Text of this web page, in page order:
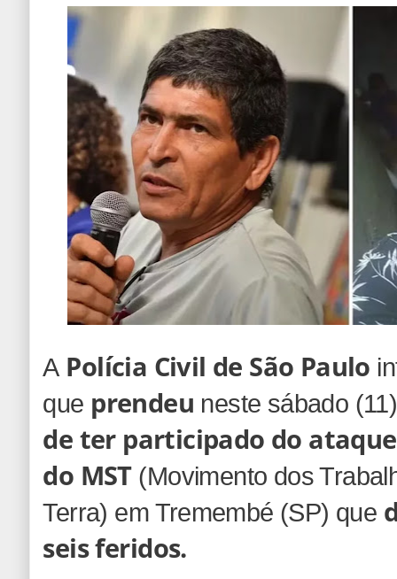
A Polícia Civil de São Paulo
que prendeu neste sábado
de ter participado do ataque
do MST(Movimento dos
Terra) em Tremembé (SP) que
seis feridos.